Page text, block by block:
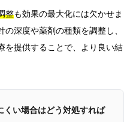
整も効果の最大化には欠かせま
深度や薬剤の種類を調整し、
を提供することで、より良い結
くい場合はどう対処すれば